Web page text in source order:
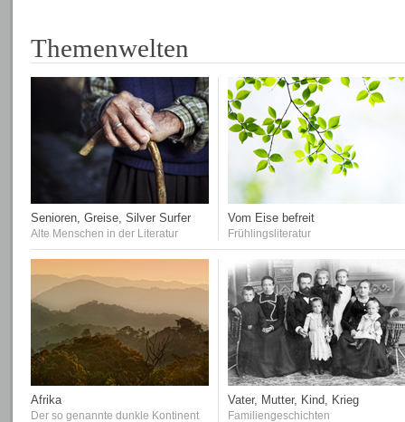
Themenwelten
Senioren, Greise, Silver Surfer
Alte Menschen in der Literatur
Vom Eise befreit
Frühlingsliteratur
Afrika
Der so genannte dunkle Kontinent
Vater, Mutter, Kind, Krieg
Familiengeschichten